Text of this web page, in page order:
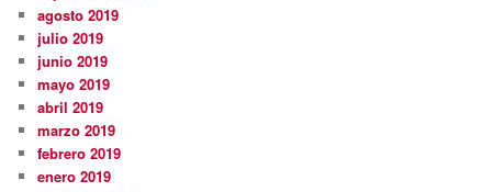
agosto 2019
julio 2019
junio 2019
mayo 2019
abril 2019
marzo 2019
febrero 2019
enero 2019